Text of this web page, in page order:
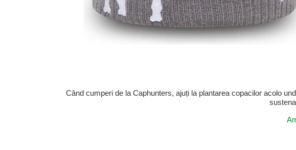
Când cumperi de la Caphunters, ajuți la plantarea copacilor acolo